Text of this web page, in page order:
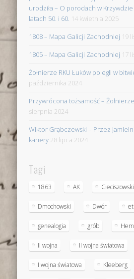
urodziła – O porodach w
latach 50. i 60. 14 kwietnia 2025
1808 – Mapa Galicji Zachodniej 19
1805 – Mapa Galicji Zachodniej 17
Żołnierze RKU Łuków polegli w
października 2024
Przywrócona tożsamość –
sierpnia 2024
Wiktor Grąbczewski – Przez
kariery 28 lipca 2024
Tagi
1863 AK Cieciszowski
Dmochowski Dwór
genealogia grób
II wojna II wojna światowa
I wojna światowa Kleeberg